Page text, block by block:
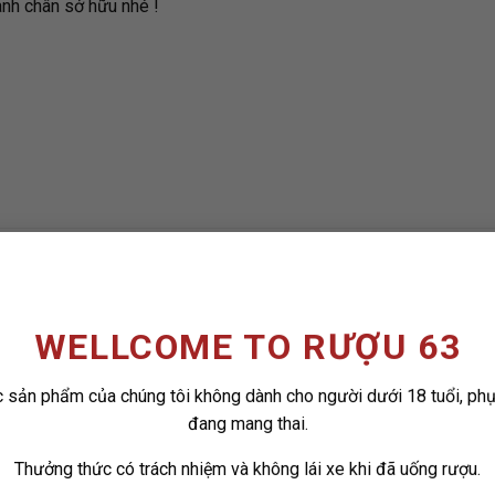
WELLCOME TO RƯỢU 63
sản phẩm của chúng tôi không dành cho người dưới 18 tuổi,
đang mang thai.
Thưởng thức có trách nhiệm và không lái xe khi đã uống rượu.
chân sở hữu nhé !
ADD TO
WISHLIST